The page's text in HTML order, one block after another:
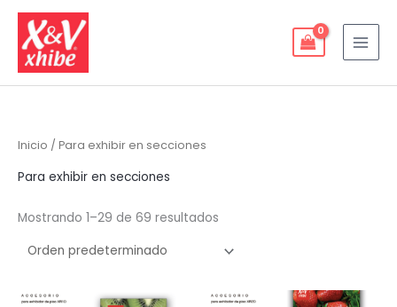
contenido
Inicio / Para exhibir en secciones
Para exhibir en secciones
Mostrando 1–29 de 69 resultados